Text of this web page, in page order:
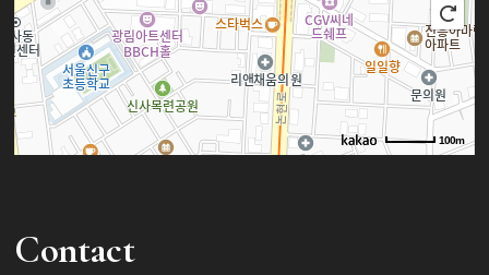
100m
Contact